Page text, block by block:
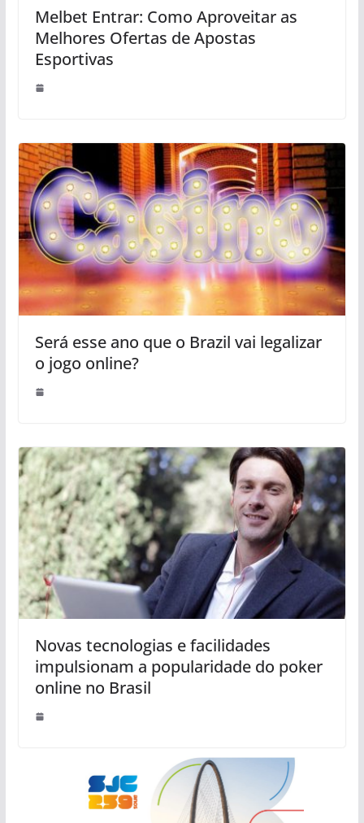
Melbet Entrar: Como Aproveitar as
Melhores Ofertas de Apostas
Esportivas
Será esse ano que o Brazil vai legalizar
o jogo online?
Novas tecnologias e facilidades
impulsionam a popularidade do poker
online no Brasil